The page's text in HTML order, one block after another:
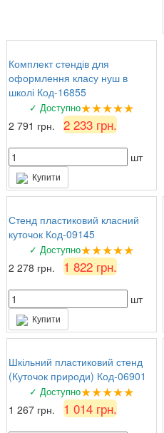
Комплект стендів для
оформлення класу нуш в
школі Код-16855
✓ Доступно★★★★★
2 791 грн. 2 233 грн.
шт
Купити
Стенд пластиковий класний
куточок Код-09145
✓ Доступно★★★★★
2 278 грн. 1 822 грн.
шт
Купити
Шкільний пластиковий стенд
(Куточок природи) Код-06901
✓ Доступно★★★★★
1 267 грн. 1 014 грн.